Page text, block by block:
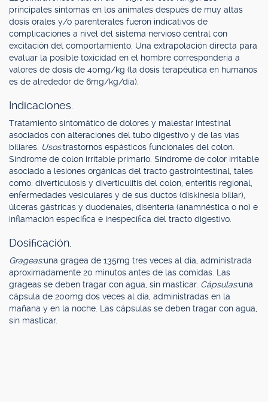
principales síntomas en los animales después de muy altas
dosis orales y/o parenterales fueron indicativos de
complicaciones a nivel del sistema nervioso central con
excitación del comportamiento. Una extrapolación directa para
evaluar la posible toxicidad en el hombre correspondería a
valores de dosis de 40mg/kg (la dosis terapéutica en humanos
es de alrededor de 6mg/kg/día).
Indicaciones.
Tratamiento sintomático de dolores y malestar intestinal
asociados con alteraciones del tubo digestivo y de las vías
biliares. Usos:trastornos espásticos funcionales del colon.
Síndrome de colon irritable primario. Síndrome de color irritable
asociado a lesiones orgánicas del tracto gastrointestinal, tales
como: diverticulosis y diverticulitis del colon, enteritis regional,
enfermedades vesiculares y de sus ductos (diskinesia biliar),
úlceras gástricas y duodenales, disentería (anamnéstica o no) e
inflamación específica e inespecífica del tracto digestivo.
Dosificación.
Grageas:una gragea de 135mg tres veces al día, administrada
aproximadamente 20 minutos antes de las comidas. Las
grageas se deben tragar con agua, sin masticar. Cápsulas:una
cápsula de 200mg dos veces al día, administradas en la
mañana y en la noche. Las cápsulas se deben tragar con agua,
sin masticar.